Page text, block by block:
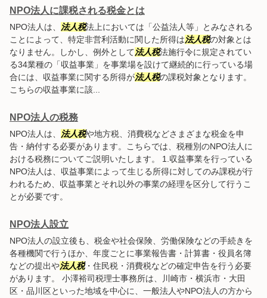
NPO法人に課税される税金とは
NPO法人は、 法人税法上においては「公益法人等」とみなされる
ことによって、特定非営利活動に関した所得は法人税の対象とは
なりません。しかし、例外として法人税法施行令に規定されてい
る34業種の「収益事業」を事業場を設けて継続的に行っている場
合には、収益事業に関する所得が法人税の課税対象となります。
こちらの収益事業に該...
NPO法人の税務
NPO法人は、 法人税や地方税、消費税などさまざまな税金を申
告・納付する必要があります。こちらでは、税種別のNPO法人に
おける税務についてご説明いたします。 1.収益事業を行っている
NPO法人は、収益事業によって生じる所得に対してのみ課税が行
われるため、収益事業とそれ以外の事業の経理を区分して行うこ
とが必要です。
NPO法人設立
NPO法人の設立後も、税金や社会保険、労働保険などの手続きを
各種機関で行うほか、年度ごとに事業報告書・計算書・役員名簿
などの提出や法人税・住民税・消費税などの確定申告を行う必要
があります。 小澤裕司税理士事務所は、川崎市・横浜市・大田
区・品川区といった地域を中心に、一般法人やNPO法人の方から